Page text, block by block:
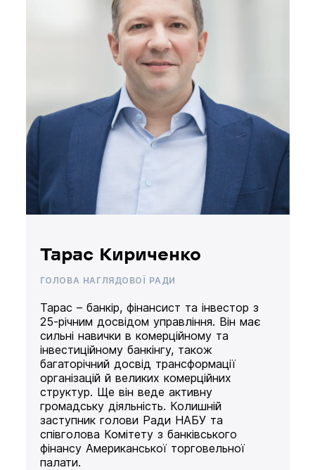
Тарас Кириченко
ГОЛОВА НАГЛЯДОВОЇ РАДИ
Тарас – банкір, фінансист та інвестор з
25-річним досвідом управління. Він має
сильні навички в комерційному та
інвестиційному банкінгу, також
багаторічний досвід трансформації
організацій й великих комерційних
структур. Ще він веде активну
громадську діяльність. Колишній
заступник голови Ради НАБУ та
співголова Комітету з банківського
фінансу Американської торговельної
палати.